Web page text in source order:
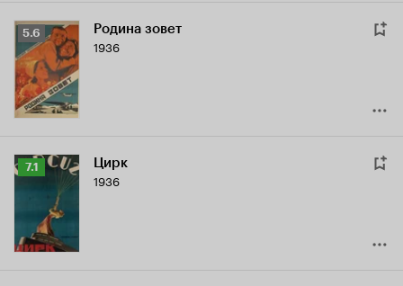
Рейтинг
Кинопоиска
5.6
5.6 Родина зовет
1936
Рейтинг
Кинопоиска
7.1 Цирк
1936